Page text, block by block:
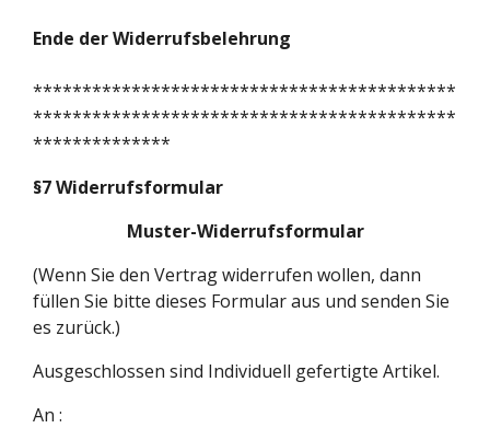
Ende der Widerrufsbelehrung
*******************************************
*******************************************
**************
§7 Widerrufsformular
Muster-Widerrufsformular
(Wenn Sie den Vertrag widerrufen wollen, dann
füllen Sie bitte dieses Formular aus und senden Sie
es zurück.)
Ausgeschlossen sind Individuell gefertigte Artikel.
An :